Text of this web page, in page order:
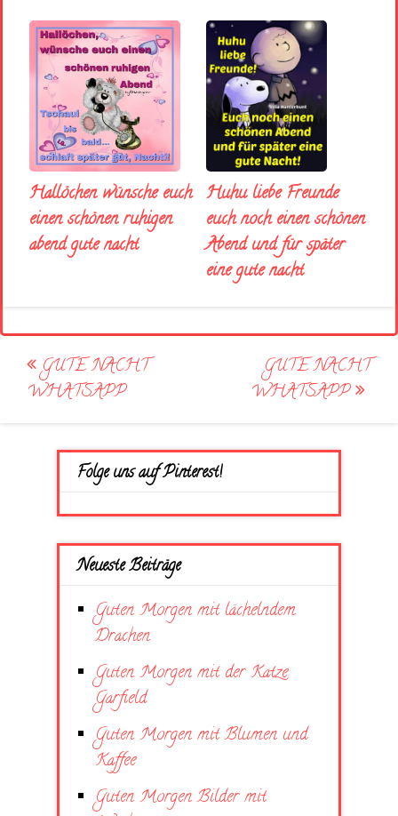
Hallöchen wünsche euch
einen schönen ruhigen
abend gute nacht
Huhu liebe Freunde
euch noch einen schönen
Abend und für später
eine gute nacht
Post
navigation
GUTE NACHT
WHATSAPP
GUTE NACHT
WHATSAPP
Folge uns auf Pinterest!
Neueste Beiträge
Guten Morgen mit lächelndem
Drachen
Guten Morgen mit der Katze
Garfield
Guten Morgen mit Blumen und
Kaffee
Guten Morgen Bilder mit